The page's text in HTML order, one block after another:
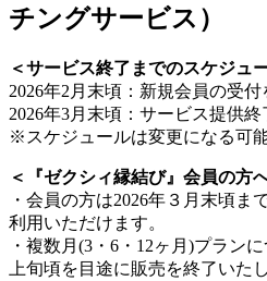
チングサービス）
＜サービス終了までのスケジュ
2026年2月末頃：新規会員の受付
2026年3月末頃：サービス提供終
※スケジュールは変更になる可
＜『ゼクシィ縁結び』会員の方
・会員の方は2026年３月末頃ま
利用いただけます。
・複数月(3・6・12ヶ月)プラン
上旬頃を目途に販売を終了いた